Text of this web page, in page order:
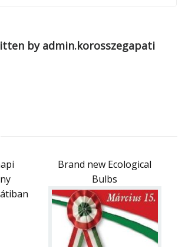
by admin.korosszegapati
Brand new Ecological
Bulbs